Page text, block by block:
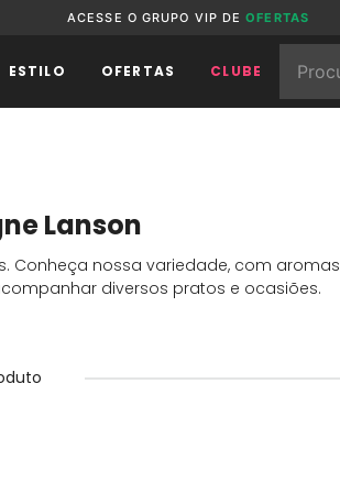
ACESSE O GRUPO VIP DEOFERTAS
ESTILO OFERTAS CLUBE
Lanson
Conheça nossa variedade, com aromas
diversos pratos e ocasiões.